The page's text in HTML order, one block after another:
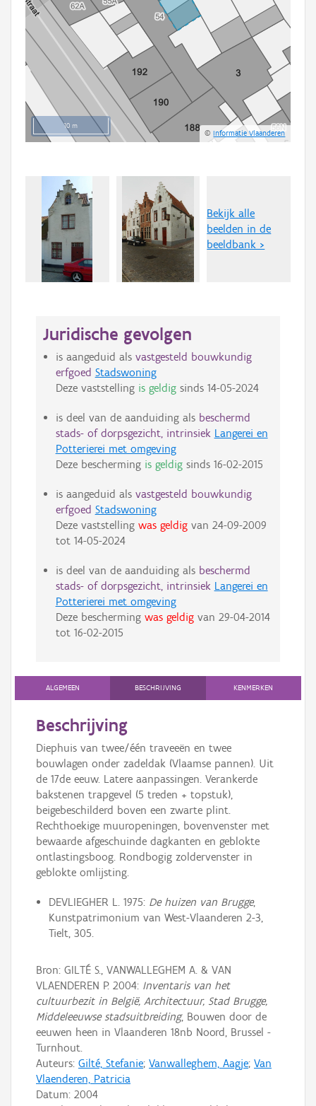
10 m
©Informatie Vlaanderen
Bekijk alle
beelden in de
beeldbank >
Juridische gevolgen
is aangeduid als vastgesteld bouwkundig
erfgoed Stadswoning
Deze vaststelling is geldigsinds 14-05-2024
is deel van de aanduiding als beschermd
stads- of dorpsgezicht, intrinsiek Langerei en
Potterierei met omgeving
Deze bescherming is geldigsinds 16-02-2015
is aangeduid als vastgesteld bouwkundig
erfgoed Stadswoning
Deze vaststelling was geldigvan 24-09-2009
tot 14-05-2024
is deel van de aanduiding als beschermd
stads- of dorpsgezicht, intrinsiek Langerei en
Potterierei met omgeving
Deze bescherming was geldigvan 29-04-2014
tot 16-02-2015
ALGEMEEN BESCHRIJVING KENMERKEN
Beschrijving
Diephuis van twee/één traveeën en twee
bouwlagen onder zadeldak (Vlaamse pannen). Uit
de 17de eeuw. Latere aanpassingen. Verankerde
bakstenen trapgevel (5 treden + topstuk),
beigebeschilderd boven een zwarte plint.
Rechthoekige muuropeningen, bovenvenster met
bewaarde afgeschuinde dagkanten en geblokte
ontlastingsboog. Rondbogig zoldervenster in
geblokte omlijsting.
DEVLIEGHER L. 1975: De huizen van Brugge,
Kunstpatrimonium van West-Vlaanderen 2-3,
Tielt, 305.
Bron: GILTÉ S., VANWALLEGHEM A. & VAN
VLAENDEREN P. 2004: Inventaris van het
cultuurbezit in België, Architectuur, Stad Brugge,
Middeleeuwse stadsuitbreiding, Bouwen door de
eeuwen heen in Vlaanderen 18nb Noord, Brussel -
Turnhout.
Auteurs: Gilté, Stefanie; Vanwalleghem, Aagje; Van
Vlaenderen, Patricia
Datum: 2004